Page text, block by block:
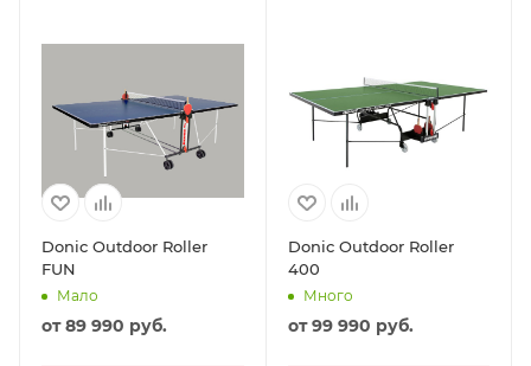
Donic Outdoor Roller
FUN
Мало
от89 990 руб.
Donic Outdoor Roller
400
Много
от99 990 руб.